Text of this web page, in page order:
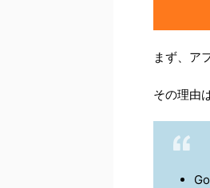
まず、ア
その理由